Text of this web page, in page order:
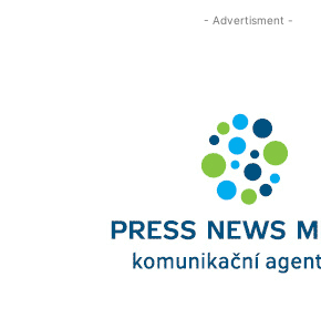
- Advertisment -